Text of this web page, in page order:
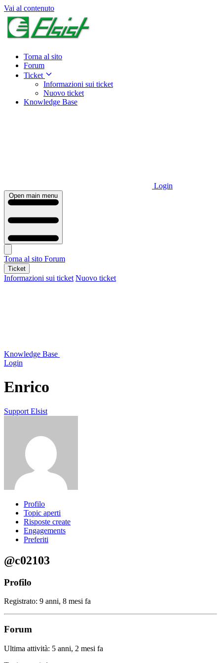
Vai al contenuto
Torna al sito
Forum
Ticket
Informazioni sui ticket
Nuovo ticket
Knowledge Base
Login
Open main menu
Torna al sito Forum
Ticket
Informazioni sui ticket Nuovo ticket
Knowledge Base
Login
Enrico
Support Elsist
Profilo
Topic aperti
Risposte create
Engagements
Preferiti
@c02103
Profilo
Registrato: 9 anni, 8 mesi fa
Forum
Ultima attività: 5 anni, 2 mesi fa